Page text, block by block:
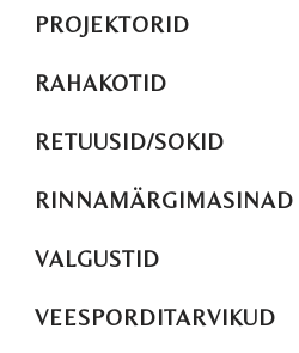
PROJEKTORID
RAHAKOTID
RETUUSID/SOKID
RINNAMÄRGIMASINAD
VALGUSTID
VEESPORDITARVIKUD